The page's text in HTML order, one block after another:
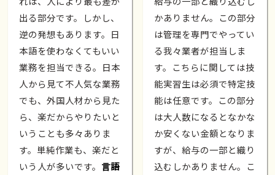
出る部分です。しかし、
逆の発想もあります。日
本語を使わなくてもいい
業務を担当できる。日本
人から見て不人気な業務
でも、外国人材から見た
ら、楽だからやりたいと
いうことも多々ありま
す。単純作業も、楽だと
いう人が多いです。 言語
かありません。この部分
は管理を専門でやってい
る我々業者が担当しま
す。こちらに関しては技
能実習生は必須で特定技
能は任意です。この部分
は大人数になるとなかな
か安くない金額となりま
すが、給与の一部と織り
込むしかありません。こ